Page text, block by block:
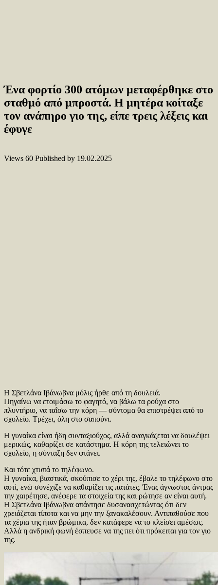
Ένα φορτίο 300 ατόμων μεταφέρθηκε στο
σταθμό από μπροστά. Η μητέρα κοίταξε
τον ανάπηρο γιο της, είπε τρεις λέξεις και
έφυγε
Views 60 Published by 19.02.2025
Η Σβετλάνα Ιβάνωβνα μόλις ήρθε από τη δουλειά.
Πηγαίνω να ετοιμάσω το φαγητό, να βάλω τα ρούχα στο
πλυντήριο, να ταΐσω την κόρη — σύντομα θα επιστρέψει από το
σχολείο. Τρέχει, όλη στο σαπούνι.
Η γυναίκα είναι ήδη συνταξιούχος, αλλά αναγκάζεται να δουλέψει
μερικώς, καθαρίζει σε κατάστημα. Η κόρη της τελειώνει το
σχολείο, η σύνταξη δεν φτάνει.
Και τότε χτυπά το τηλέφωνο.
Η γυναίκα, βιαστικά, σκούπισε το χέρι της, έβαλε το τηλέφωνο στο
αυτί, ενώ συνέχιζε να καθαρίζει τις πατάτες. Ένας άγνωστος άντρας
την χαιρέτησε, ανέφερε τα στοιχεία της και ρώτησε αν είναι αυτή.
Η Σβετλάνα Ιβάνωβνα απάντησε δυσανασχετώντας ότι δεν
χρειάζεται τίποτα και να μην την ξανακαλέσουν. Αντιπαθούσε που
τα χέρια της ήταν βρώμικα, δεν κατάφερε να το κλείσει αμέσως.
Αλλά η ανδρική φωνή έσπευσε να της πει ότι πρόκειται για τον γιο
της.